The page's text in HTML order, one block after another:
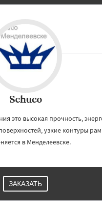
Schuco
это высокая прочность,
узкие контуры
в Менделеевске.
ЗАКАЗАТЬ